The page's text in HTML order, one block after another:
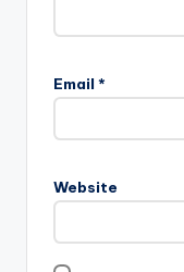
Email *
Website